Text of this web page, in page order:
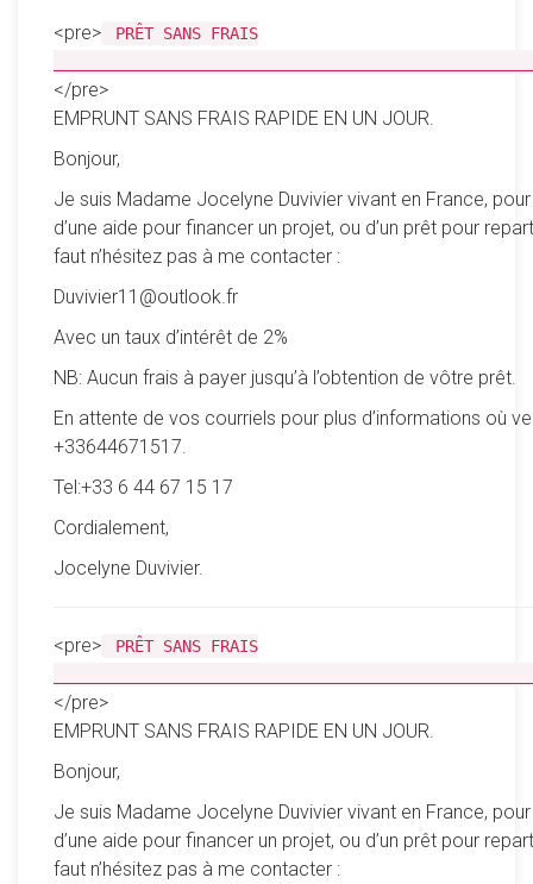
<pre>
PRÊT SANS FRAIS
</pre>
EMPRUNT SANS FRAIS RAPIDE EN UN JOUR.
Bonjour,
Je suis Madame Jocelyne Duvivier vivant en France,
d’une aide pour financer un projet, ou d’un prêt pour
faut n’hésitez pas à me contacter :
Duvivier11@outlook.fr
Avec un taux d’intérêt de 2%
NB: Aucun frais à payer jusqu’à l’obtention de vôtre prêt.
En attente de vos courriels pour plus d’informations où
+33644671517.
Tel:+33 6 44 67 15 17
Cordialement,
Jocelyne Duvivier.
<pre>
PRÊT SANS FRAIS
</pre>
EMPRUNT SANS FRAIS RAPIDE EN UN JOUR.
Bonjour,
Je suis Madame Jocelyne Duvivier vivant en France,
d’une aide pour financer un projet, ou d’un prêt pour
faut n’hésitez pas à me contacter :